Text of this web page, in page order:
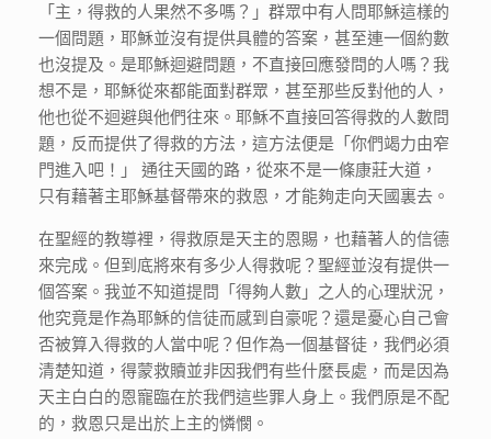
「主，得救的人果然不多嗎？」群眾中有人問耶穌這樣的
一個問題，耶穌並沒有提供具體的答案，甚至連一個約數
也沒提及。是耶穌迴避問題，不直接回應發問的人嗎？我
想不是，耶穌從來都能面對群眾，甚至那些反對他的人，
他也從不迴避與他們往來。耶穌不直接回答得救的人數問
題，反而提供了得救的方法，這方法便是「你們竭力由窄
門進入吧！」 通往天國的路，從來不是一條康莊大道，
只有藉著主耶穌基督帶來的救恩，才能夠走向天國裏去。
在聖經的教導裡，得救原是天主的恩賜，也藉著人的信德
來完成。但到底將來有多少人得救呢？聖經並沒有提供一
個答案。我並不知道提問「得夠人數」之人的心理狀況，
他究竟是作為耶穌的信徒而感到自豪呢？還是憂心自己會
否被算入得救的人當中呢？但作為一個基督徒，我們必須
清楚知道，得蒙救贖並非因我們有些什麼長處，而是因為
天主白白的恩寵臨在於我們這些罪人身上。我們原是不配
的，救恩只是出於上主的憐憫。